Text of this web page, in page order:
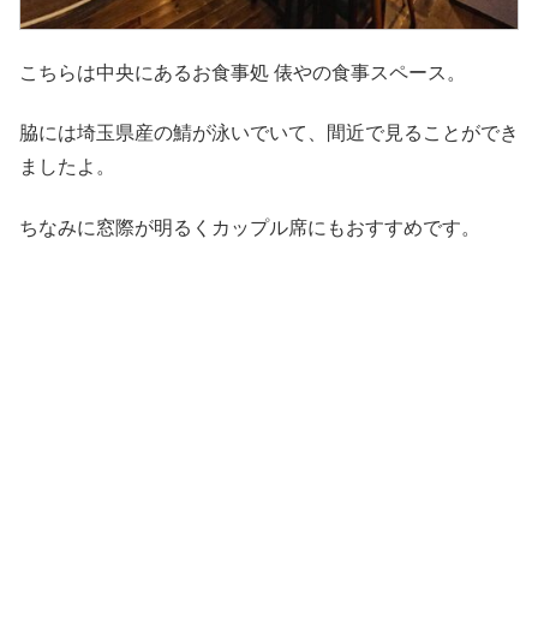
こちらは中央にあるお食事処 俵やの食事スペース。
脇には埼玉県産の鯖が泳いでいて、間近で見ることができ
ましたよ。
ちなみに窓際が明るくカップル席にもおすすめです。